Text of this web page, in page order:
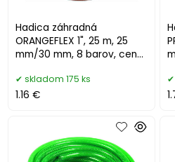
Hadica záhradná
ORANGEFLEX 1", 25 m, 25
mm/30 mm, 8 barov, cena
skladom 175 ks
1.16 €